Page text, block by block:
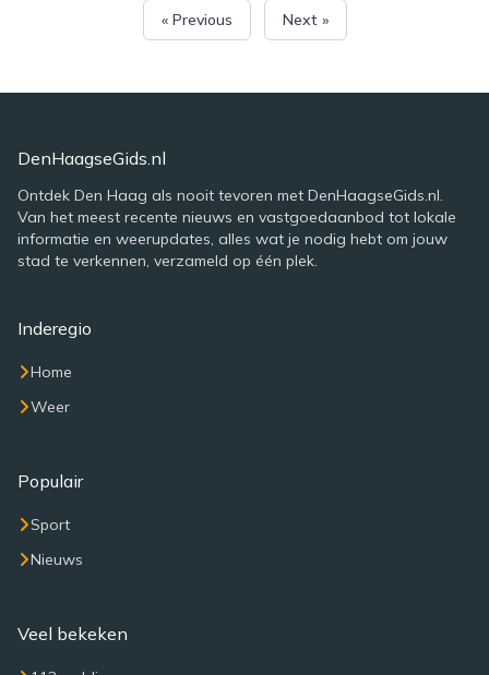
« Previous Next »
DenHaagseGids.nl
Ontdek Den Haag als nooit tevoren met DenHaagseGids.nl.
Van het meest recente nieuws en vastgoedaanbod tot lokale
informatie en weerupdates, alles wat je nodig hebt om jouw
stad te verkennen, verzameld op één plek.
Inderegio
Home
Weer
Populair
Sport
Nieuws
Veel bekeken